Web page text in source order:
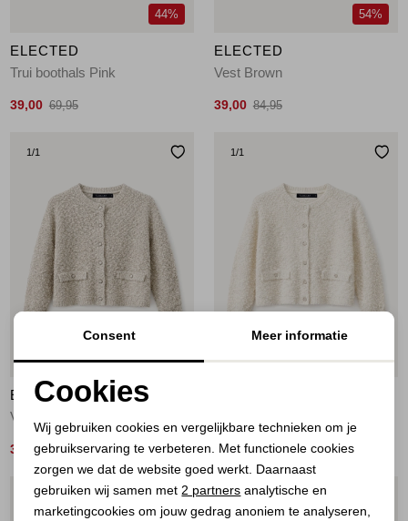
44%
ELECTED
Trui boothals Pink
39,00 69,95
54%
ELECTED
Vest Brown
39,00 84,95
1/1
54%
ELECTED
Vest Camel
39,00 84,95
1/1
54%
39,00 84,95
/1 1/1
Personalisatie cookies
Analytische cookies
Consent Meer informatie
Cookies
Wij gebruiken cookies en vergelijkbare technieken om je
gebruikservaring te verbeteren. Met functionele cookies
zorgen we dat de website goed werkt. Daarnaast
gebruiken wij samen met 2 partners analytische en
marketingcookies om jouw gedrag anoniem te analyseren,